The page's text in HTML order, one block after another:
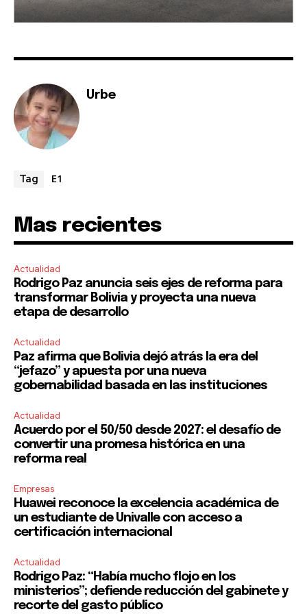
Urbe
Tag E1
Mas recientes
Actualidad
Rodrigo Paz anuncia seis ejes de reforma para
transformar Bolivia y proyecta una nueva
etapa de desarrollo
Actualidad
Paz afirma que Bolivia dejó atrás la era del
“jefazo” y apuesta por una nueva
gobernabilidad basada en las instituciones
Actualidad
Acuerdo por el 50/50 desde 2027: el desafío de
convertir una promesa histórica en una
reforma real
Empresas
Huawei reconoce la excelencia académica de
un estudiante de Univalle con acceso a
certificación internacional
Actualidad
Rodrigo Paz: “Había mucho flojo en los
ministerios”; defiende reducción del gabinete y
recorte del gasto público